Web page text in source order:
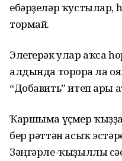
ебәрҙеләр
тормай.
Элегерәк улар аҡса
алдында торорға ла
“Добавить” итеп ары
Ҡаршыма үҫмер
бер рәттән асыҡ
Зәңгәрле-ҡыҙыллы